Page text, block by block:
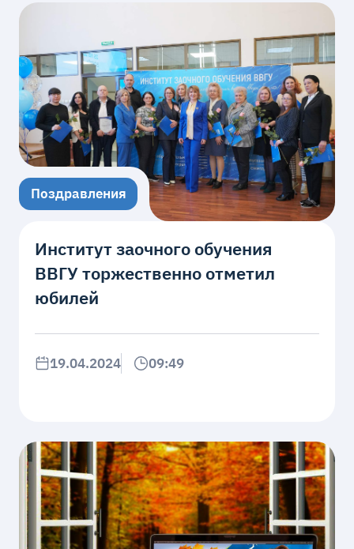
Поздравления
Институт заочного обучения
ВВГУ торжественно отметил
юбилей
19.04.2024 09:49